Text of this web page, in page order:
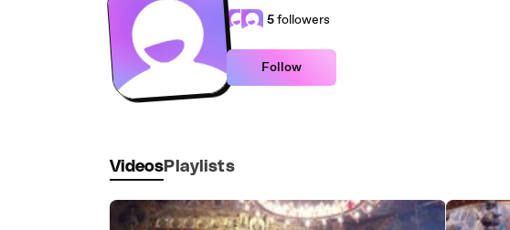
5followers
Follow
Videos Playlists